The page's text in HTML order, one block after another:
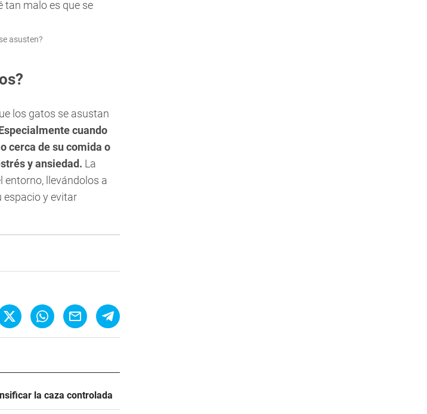
asusten?
los gatos se asustan
cuando
cerca de su comida o
y ansiedad. La
entorno, llevándolos a
espacio y evitar
la caza controlada